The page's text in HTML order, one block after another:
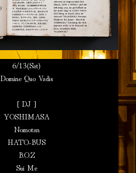
6/13(Sat)
Domine Quo Vadis
[ DJ ]
YOSHIMASA
Nomotan
HATO-BUS
B.O.Z
Sui Me